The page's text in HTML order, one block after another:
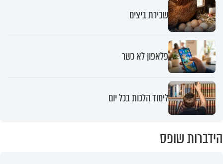
שבירת ביצים
פלאפון לא כשר
לימוד הלכות בכל יום
הידברות שופס